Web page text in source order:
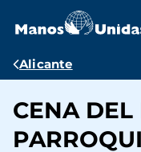
contenido
Ruta
navegación
Alicante
CENA